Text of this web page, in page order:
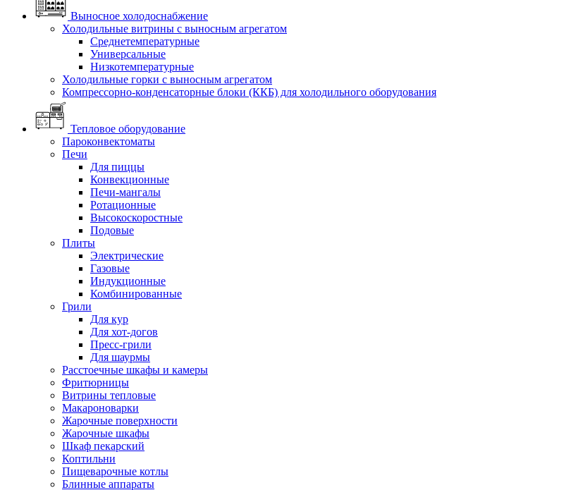
Выносное холодоснабжение
Холодильные витрины с выносным агрегатом
Среднетемпературные
Универсальные
Низкотемпературные
Холодильные горки с выносным агрегатом
Компрессорно-конденсаторные блоки (ККБ) для холодильного оборудования
Тепловое оборудование
Пароконвектоматы
Печи
Для пиццы
Конвекционные
Печи-мангалы
Ротационные
Высокоскоростные
Подовые
Плиты
Электрические
Газовые
Индукционные
Комбинированные
Грили
Для кур
Для хот-догов
Пресс-грили
Для шаурмы
Расстоечные шкафы и камеры
Фритюрницы
Витрины тепловые
Макароноварки
Жарочные поверхности
Жарочные шкафы
Шкаф пекарский
Коптильни
Пищеварочные котлы
Блинные аппараты